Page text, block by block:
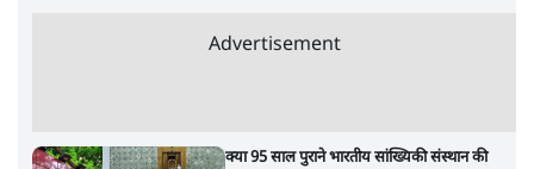
Advertisement
क्या 95 साल पुराने भारतीय सांख्यिकी संस्थान की